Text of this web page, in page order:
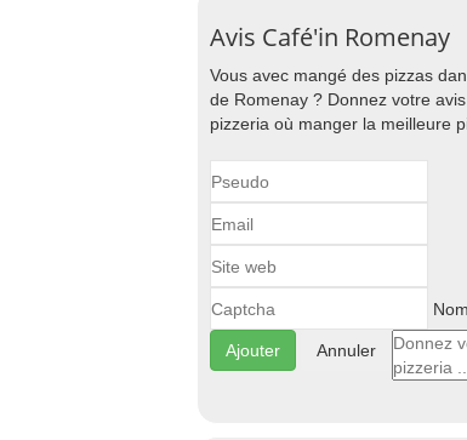
Avis Café'in Romenay
Vous avec mangé des pizzas
de Romenay ? Donnez votre
pizzeria où manger la meilleure
Annuler